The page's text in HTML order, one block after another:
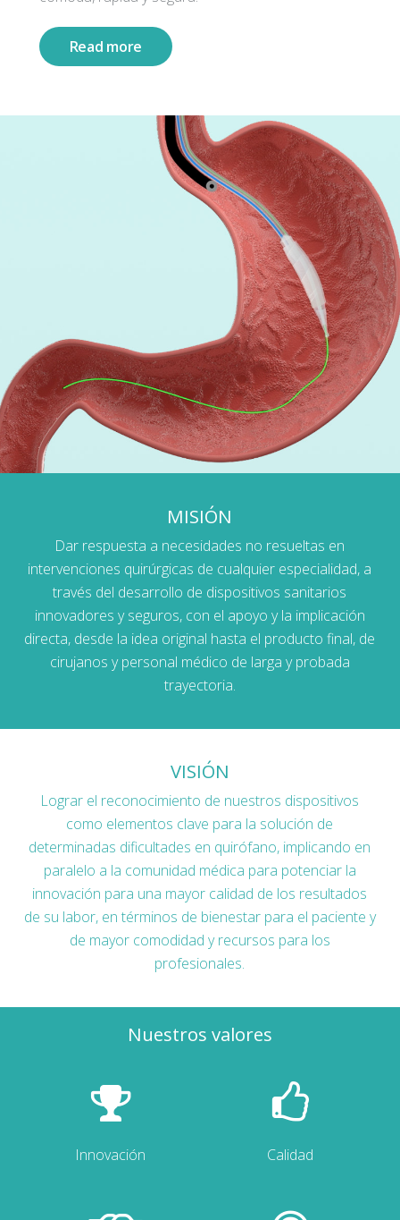
Read more
MISIÓN
Dar respuesta a necesidades no resueltas en
intervenciones quirúrgicas de cualquier especialidad, a
través del desarrollo de dispositivos sanitarios
innovadores y seguros, con el apoyo y la implicación
directa, desde la idea original hasta el producto final, de
cirujanos y personal médico de larga y probada
trayectoria.
VISIÓN
Lograr el reconocimiento de nuestros dispositivos
como elementos clave para la solución de
determinadas dificultades en quirófano, implicando en
paralelo a la comunidad médica para potenciar la
innovación para una mayor calidad de los resultados
de su labor, en términos de bienestar para el paciente y
de mayor comodidad y recursos para los
profesionales.
Nuestros valores
Innovación Calidad